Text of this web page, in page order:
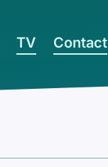
TV Contact